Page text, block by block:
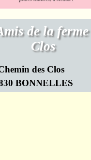
de la ferme
Clos
des Clos
BONNELLES